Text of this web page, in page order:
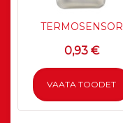
TERMOSENSOR
0,93 €
VAATA TOODET